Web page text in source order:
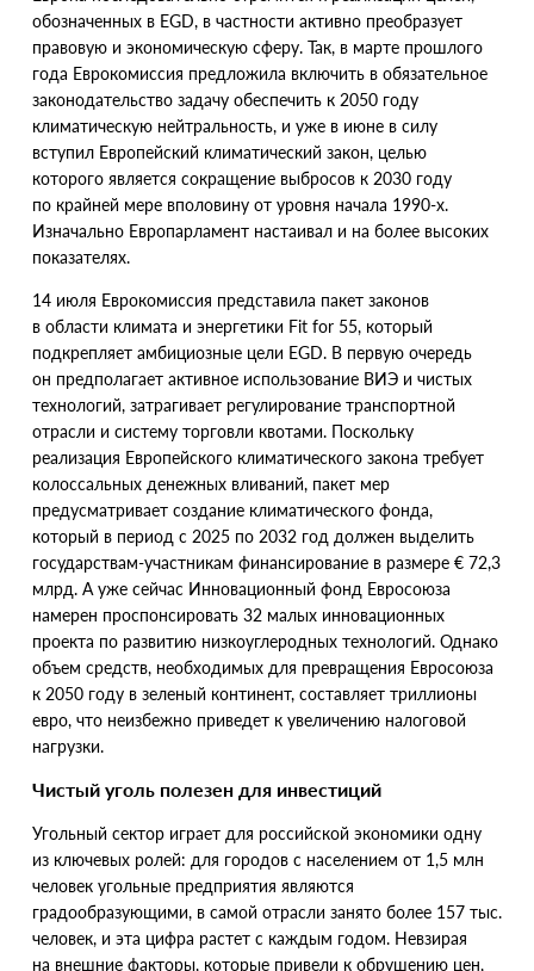
обозначенных в EGD, в частности активно преобразует
правовую и экономическую сферу. Так, в марте прошлого
года Еврокомиссия предложила включить в обязательное
законодательство задачу обеспечить к 2050 году
климатическую нейтральность, и уже в июне в силу
вступил Европейский климатический закон, целью
которого является сокращение выбросов к 2030 году
по крайней мере вполовину от уровня начала 1990-х.
Изначально Европарламент настаивал и на более высоких
показателях.
14 июля Еврокомиссия представила пакет законов
в области климата и энергетики Fit for 55, который
подкрепляет амбициозные цели EGD. В первую очередь
он предполагает активное использование ВИЭ и чистых
технологий, затрагивает регулирование транспортной
отрасли и систему торговли квотами. Поскольку
реализация Европейского климатического закона требует
колоссальных денежных вливаний, пакет мер
предусматривает создание климатического фонда,
который в период с 2025 по 2032 год должен выделить
государствам-участникам финансирование в размере € 72,3
млрд. А уже сейчас Инновационный фонд Евросоюза
намерен проспонсировать 32 малых инновационных
проекта по развитию низкоуглеродных технологий. Однако
объем средств, необходимых для превращения Евросоюза
к 2050 году в зеленый континент, составляет триллионы
евро, что неизбежно приведет к увеличению налоговой
нагрузки.
Чистый уголь полезен для инвестиций
Угольный сектор играет для российской экономики одну
из ключевых ролей: для городов с населением от 1,5 млн
человек угольные предприятия являются
градообразующими, в самой отрасли занято более 157 тыс.
человек, и эта цифра растет с каждым годом. Невзирая
на внешние факторы, которые привели к обрушению цен,